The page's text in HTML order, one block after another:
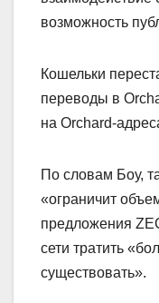
возможность
Кошельки
переводы в
на Orchard-
По словам Боу,
«ограничит
предложения
сети тратить
существовать».